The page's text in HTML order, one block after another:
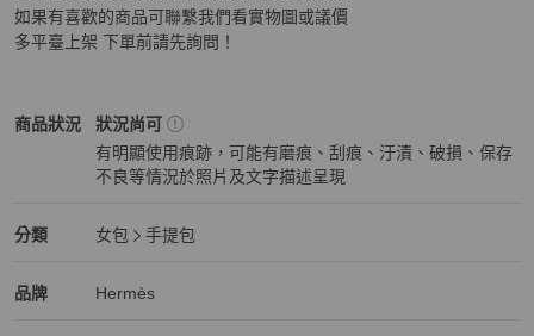
如果有喜歡的商品可聯繫我們看實物圖或議價
多平臺上架 下單前請先詢問！
商品狀況
Hermès女包商品狀態與細節
狀況尚可
有明顯使用痕跡，可能有磨痕、刮痕、汙漬、破損、保存
不良等情況於照片及文字描述呈現
分類
Hermès 女包分類資訊
女包
手提包
品牌
Hermès 精品女包品牌介紹
Hermès
Hermès 推薦清單